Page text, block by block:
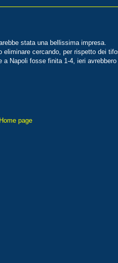
stata una bellissima impresa.
cercando, per rispetto dei
a Napoli fosse finita 1-4, ieri
Home page